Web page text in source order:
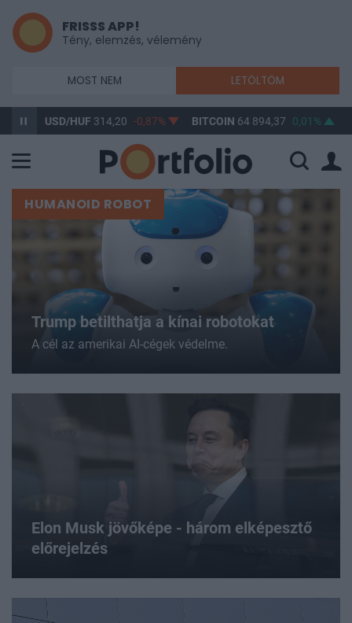
FRISSS APP!
Tény, elemzés, vélemény
MOST NEM LETÖLTÖM
HUF 314,20 -0,87% BITCOIN 64 894,37 0,01% BUX 148
HUMANOID ROBOT
Trump betilthatja a kínai robotokat
A cél az amerikai AI-cégek védelme.
Elon Musk jövőképe - három elképesztő
előrejelzés